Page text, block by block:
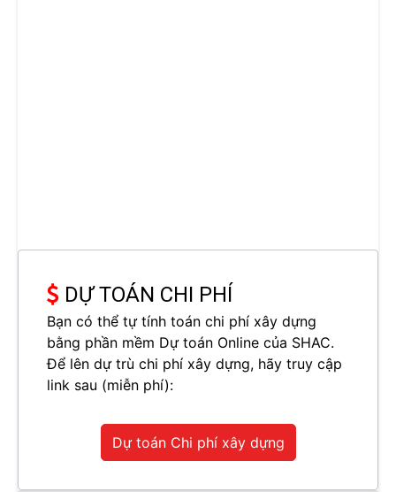
DỰ TOÁN CHI PHÍ
Bạn có thể tự tính toán chi phí xây dựng
bằng phần mềm Dự toán Online của SHAC.
Để lên dự trù chi phí xây dựng, hãy truy cập
link sau (miễn phí):
Dự toán Chi phí xây dựng